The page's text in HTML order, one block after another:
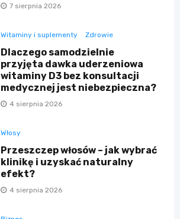
7 sierpnia 2026
Witaminy i suplementy Zdrowie
Dlaczego samodzielnie
przyjęta dawka uderzeniowa
witaminy D3 bez konsultacji
medycznej jest niebezpieczna?
4 sierpnia 2026
Włosy
Przeszczep włosów – jak wybrać
klinikę i uzyskać naturalny
efekt?
4 sierpnia 2026